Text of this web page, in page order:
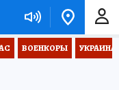
ВОЕНКОРЫ